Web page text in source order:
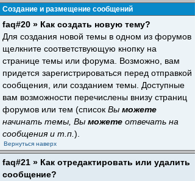
Создание и размещение сообщений
faq#20 » Как создать новую тему?
Для создания новой темы в одном из форумов
щелкните соответствующую кнопку на
странице темы или форума. Возможно, вам
придется зарегистрироваться перед отправкой
сообщения, или созданием темы. Доступные
вам возможности перечислены внизу страниц
форумов или тем (список Вы можете
начинать темы, Вы можете отвечать на
сообщения и т.п. ).
Вернуться наверх
faq#21 » Как отредактировать или удалить
сообщение?